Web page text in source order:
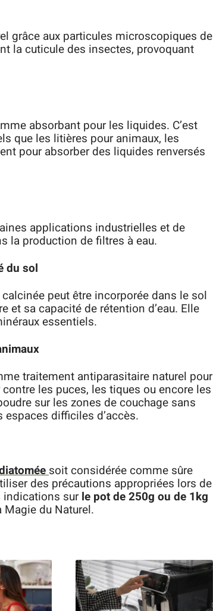
grâce aux particules microscopiques de
la cuticule des insectes, provoquant
absorbant pour les liquides. C’est
que les litières pour animaux, les
pour absorber des liquides renversés
applications industrielles et de
la production de filtres à eau.
du sol
peut être incorporée dans le sol
et sa capacité de rétention d’eau. Elle
essentiels.
traitement antiparasitaire naturel pour
les puces, les tiques ou encore les
sur les zones de couchage sans
difficiles d’accès.
soit considérée comme sûre
des précautions appropriées lors de
indications surle pot de 250g ou de 1kg
du Naturel.